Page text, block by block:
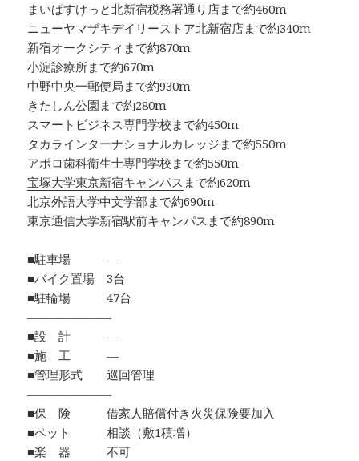
まいばすけっと北新宿税務署通り店まで約460m
ニューヤマザキデイリーストア北新宿店まで約340m
新宿オークシティまで約870m
小淀診療所まで約670m
中野中央一郵便局まで約930m
きたしん公園まで約280m
スマートビジネス専門学校まで約450m
タカラインターナショナルカレッジまで約550m
アポロ歯科衛生士専門学校まで約550m
宝塚大学東京新宿キャンパス まで約620m
北京外語大学中文学部まで約690m
東京通信大学新宿駅前キャンパスまで約890m
■駐車場 ―
■バイク置場 3台
■駐輪場 47台
―――――――
■設 計 ―
■施 工 ―
■管理形式 巡回管理
―――――――
■保 険 借家人賠償付き火災保険要加入
■ペット 相談（敷1積増）
■楽 器 不可